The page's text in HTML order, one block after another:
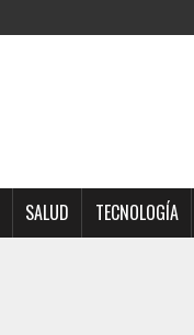
SALUD TECNOLOGÍA